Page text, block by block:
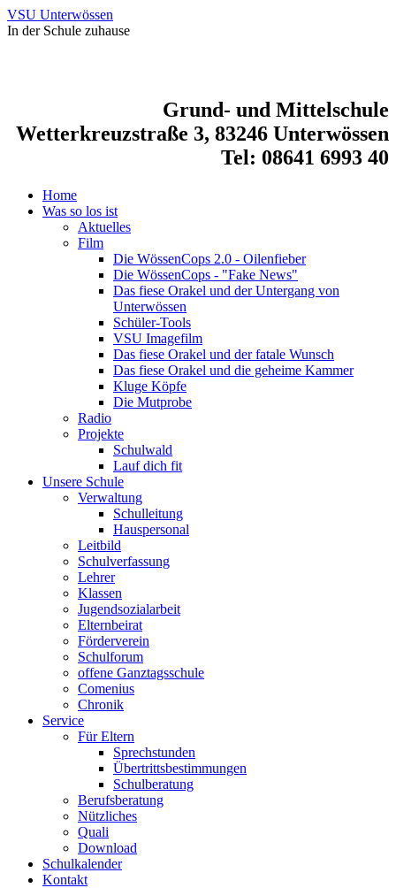
VSU Unterwössen
In der Schule zuhause
Grund- und Mittelschule
Wetterkreuzstraße 3, 83246 Unterwössen
Tel: 08641 6993 40
Home
Was so los ist
Aktuelles
Film
Die WössenCops 2.0 - Oilenfieber
Die WössenCops - "Fake News"
Das fiese Orakel und der Untergang von
Unterwössen
Schüler-Tools
VSU Imagefilm
Das fiese Orakel und der fatale Wunsch
Das fiese Orakel und die geheime Kammer
Kluge Köpfe
Die Mutprobe
Radio
Projekte
Schulwald
Lauf dich fit
Unsere Schule
Verwaltung
Schulleitung
Hauspersonal
Leitbild
Schulverfassung
Lehrer
Klassen
Jugendsozialarbeit
Elternbeirat
Förderverein
Schulforum
offene Ganztagsschule
Comenius
Chronik
Service
Für Eltern
Sprechstunden
Übertrittsbestimmungen
Schulberatung
Berufsberatung
Nützliches
Quali
Download
Schulkalender
Kontakt